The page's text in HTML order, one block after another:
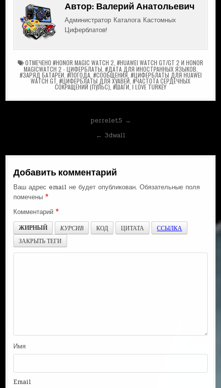
Автор: Валерий Анатольевич
Администратор Каталога Кастомных
Циферблатов!
ОТМЕЧЕНО #HONOR MAGIC WATCH 2 #HUAWEI WATCH GT/GT 2 И HONOR
MAGICWATCH 2 - ЦИФЕРБЛАТЫ #ДАТА ДЛЯ ИНОСТРАННЫХ ЯЗЫКОВ
#ЗАРЯД БАТАРЕИ #ПОГОДА, #СООБЩЕНИЯ #ЦИФЕРБЛАТЫ ДЛЯ HUAWEI
WATCH GT #ЦИФЕРБЛАТЫ ДЛЯ ХУАВЕЙ #ЧАСТОТА СЕРДЕЧНЫХ
СОКРАЩЕНИЙ (ПУЛЬС) #ШАГИ,I LOVE TURKEY
perrelet5 →
← 3dwall
Добавить комментарий
Ваш адрес email не будет опубликован. Обязательные поля
помечены*
Комментарий*
ЖИРНЫЙ
КУРСИВ КОД ЦИТАТА
ССЫЛКА
ЗАКРЫТЬ ТЕГИ
Имя
Email